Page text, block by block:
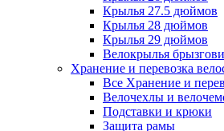
Крылья 27.5 дюймов
Крылья 28 дюймов
Крылья 29 дюймов
Велокрылья
Хранение и перевозка
Все Хранение и
Велочехлы и
Подставки и крюки
Защита рамы